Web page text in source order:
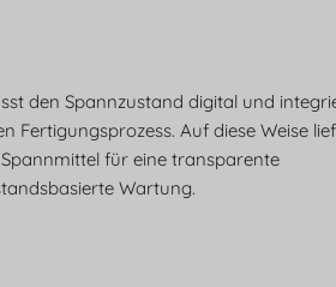
den Spannzustand digital und
Fertigungsprozess. Auf diese Weise
für eine transparente
Wartung.